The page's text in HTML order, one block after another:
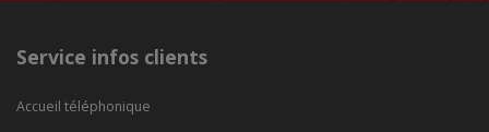
Service infos clients
Accueil téléphonique